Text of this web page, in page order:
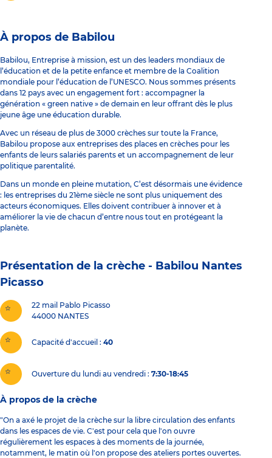
À propos de Babilou
Babilou, Entreprise à mission, est un des leaders mondiaux de
l’éducation et de la petite enfance et membre de la Coalition
mondiale pour l’éducation de l’UNESCO. Nous sommes présents
dans 12 pays avec un engagement fort : accompagner la
génération « green native » de demain en leur offrant dès le plus
jeune âge une éducation durable.
Avec un réseau de plus de 3000 crèches sur toute la France,
Babilou propose aux entreprises des places en crèches pour les
enfants de leurs salariés parents et un accompagnement de leur
politique parentalité.
Dans un monde en pleine mutation, C’est désormais une évidence
: les entreprises du 21ème siècle ne sont plus uniquement des
acteurs économiques. Elles doivent contribuer à innover et à
améliorer la vie de chacun d’entre nous tout en protégeant la
planète.
Présentation de la crèche - Babilou Nantes
Picasso
22 mail Pablo Picasso
44000 NANTES
Capacité d'accueil 40
Ouverture du lundi au vendredi : 7:30-18:45
À propos de la crèche
"On a axé le projet de la crèche sur la libre circulation des enfants
dans les espaces de vie. C'est pour cela que l'on ouvre
régulièrement les espaces à des moments de la journée,
notamment, le matin où l'on propose des ateliers portes ouvertes.